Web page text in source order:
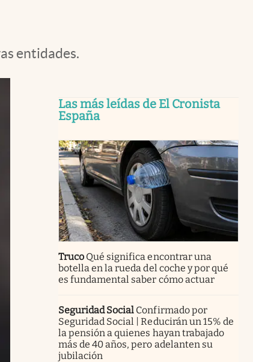
entidades.
Las más leídas de El Cronista
España
Truco Qué significa encontrar una
botella en la rueda del coche y por qué
es fundamental saber cómo actuar
Seguridad Social Confirmado por
Seguridad Social | Reducirán un 15% de
la pensión a quienes hayan trabajado
más de 40 años, pero adelanten su
jubilación